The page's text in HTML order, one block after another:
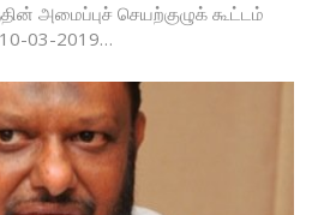
அமைப்புச் செயற்குழுக் கூட்டம்
03-2019…